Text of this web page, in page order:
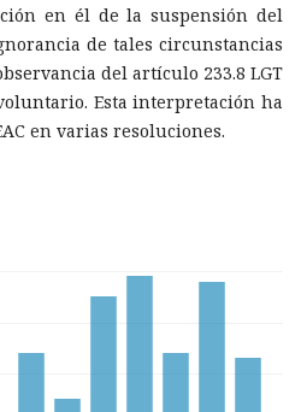
en él de la suspensión del
de tales circunstancias
del artículo 233.8 LGT
Esta interpretación ha
en varias resoluciones.